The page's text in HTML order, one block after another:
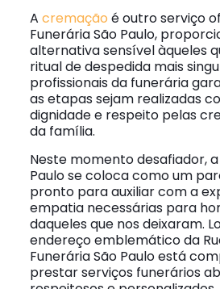
A cremação é outro serviço
Funerária São Paulo,
alternativa sensível àqueles
ritual de despedida mais
profissionais da funerária
as etapas sejam realizadas
dignidade e respeito pelas
da família.
Neste momento desafiador,
Paulo se coloca como um
pronto para auxiliar com a
empatia necessárias para
daqueles que nos deixaram.
endereço emblemático da
Funerária São Paulo está
prestar serviços funerários